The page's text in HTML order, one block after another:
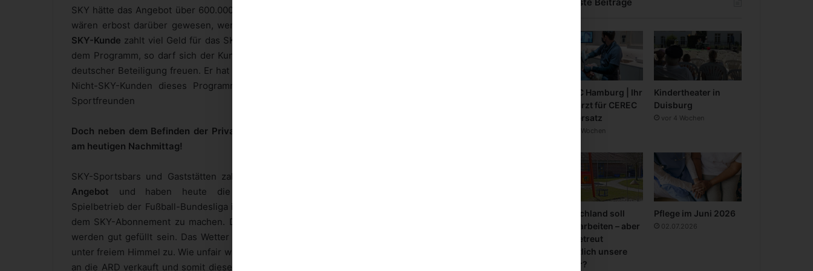
SKY hätte das Angebot über 600.000 € niemals der ARD machen dürfen, denn die Kunden von SKY
wären erbost darüber gewesen, wenn Sie nicht etwas von dem Kuchen abbekommen hätten. Der
SKY-Kunde zahlt viel Geld für das SKY-Paket und hat damit ein Recht auf Exklusivität. Vertraut man
dem Programm, so darf sich der Kunde über die exklusive Übertragung eines Finals im Tennis mit
deutscher Beteiligung freuen. Er hat die Fernbedienung und die Bedingungen seinen Freunden und
Nicht-SKY-Kunden dieses Programm zu bieten, denn SKY ist auch ein Prestige-Objekt unter
Sportfreunden
Doch neben dem Befinden der Privatkunden hängt noch viel mehr an der Exklusivität des Spiels
am heutigen Nachmittag!
SKY-Sportsbars und Gaststätten zahlen viel Geld für ihr
Angebot und haben heute die Möglichkeit neben dem
Spielbetrieb der Fußball-Bundesliga in diesem Sommer Profit mit
dem SKY-Abonnement zu machen. Die Gaststätten und Kneipen
werden gut gefüllt sein. Das Wetter lässt auch das Rudelgucken
unter freiem Himmel zu. Wie unfair wäre es, wenn SKY die Rechte
an die ARD verkauft und somit dieses Sommer-Geschäft zerstört
CEREC Hamburg | Ihr
Zahnarzt für CEREC
Zahnersatz
vor 3 Wochen
Kindertheater in
Duisburg
vor 4 Wochen
Deutschland soll
mehr arbeiten – aber
wer betreut
eigentlich unsere
Kinder?
Pflege im Juni 2026
02.07.2026